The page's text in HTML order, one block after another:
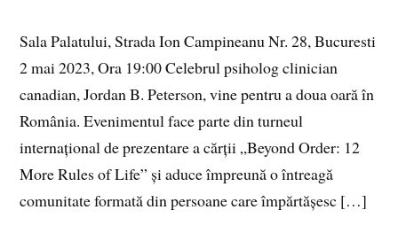
Sala Palatului, Strada Ion Campineanu Nr. 28, Bucuresti
2 mai 2023, Ora 19:00 Celebrul psiholog clinician
canadian, Jordan B. Peterson, vine pentru a doua oară în
România. Evenimentul face parte din turneul
internațional de prezentare a cărții „Beyond Order: 12
More Rules of Life” și aduce împreună o întreagă
comunitate formată din persoane care împărtășesc […]